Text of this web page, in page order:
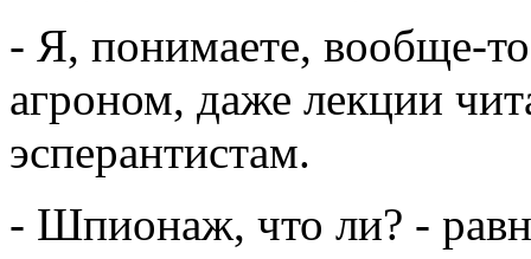
- Я, понимаете, вообще-
агроном, даже лекции
эсперантистам.
- Шпионаж, что ли? -